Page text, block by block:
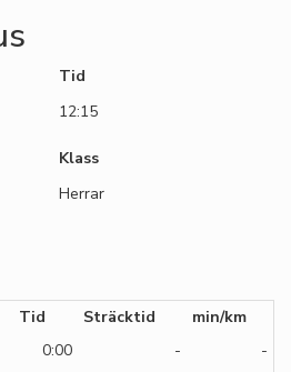
Tid
12:15
Klass
Herrar
Tid Sträcktid
min/km
0:00 -
-